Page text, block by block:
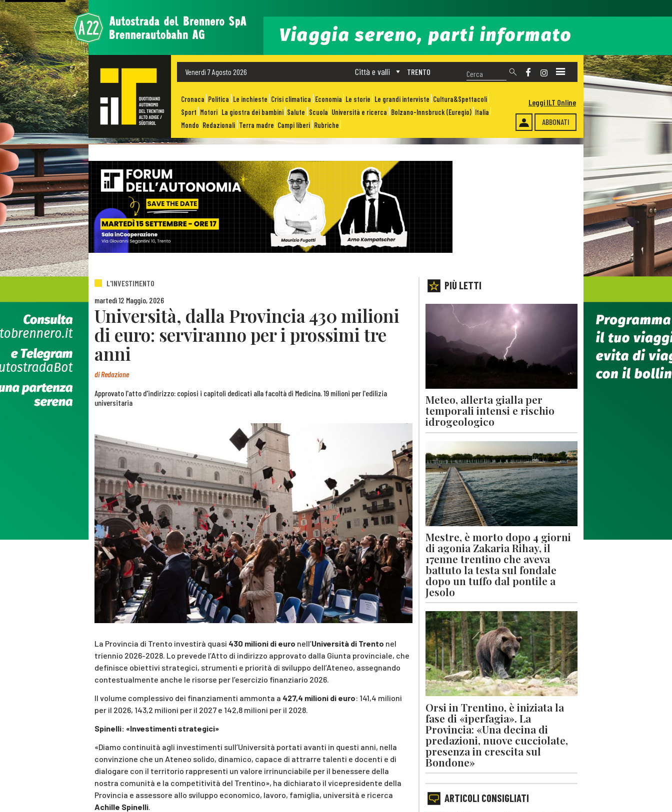
Venerdì 7 Agosto 2026 TRENTO
Città e valli
Cronaca Politica Le inchieste Crisi climatica Economia Le storie Le grandi interviste Cultura&Spettacoli
Sport Motori La giostra dei bambini Salute Scuola Università e ricerca Bolzano-Innsbruck (Euregio) Italia
Mondo Redazionali Terra madre Campi liberi Rubriche ABBONATI
Leggi ILT Online
L'INVESTIMENTO
martedì 12 Maggio, 2026
Università, dalla Provincia 430 milioni
di euro: serviranno per i prossimi tre
anni
diRedazione
Approvato l'atto d'indirizzo: copiosi i capitoli dedicati alla facoltà di Medicina. 19 milioni per l'edilizia
universitaria
La Provincia di Trento investirà quasi 430 milioni di euro nell’Università di Trento nel
triennio 2026-2028. Lo prevede l’Atto di indirizzo approvato dalla Giunta provinciale, che
definisce obiettivi strategici, strumenti e priorità di sviluppo dell’Ateneo, assegnando
contestualmente anche le risorse per l’esercizio finanziario 2026.
Il volume complessivo dei finanziamenti ammonta a 427,4 milioni di euro: 141,4 milioni
per il 2026, 143,2 milioni per il 2027 e 142,8 milioni per il 2028.
Spinelli: «Investimenti strategici»
«Diamo continuità agli investimenti sull’Università portati avanti in questi anni, nella
convinzione che un Ateneo solido, dinamico, capace di attrarre talenti e docenti e di
dialogare con il territorio rappresenti un valore irrinunciabile per il benessere della
nostra comunità e la competitività del Trentino», ha dichiarato il vicepresidente della
Provincia e assessore allo sviluppo economico, lavoro, famiglia, università e ricerca
Achille Spinelli
PIÙ LETTI
Meteo, allerta gialla per
temporali intensi e rischio
idrogeologico
Mestre, è morto dopo 4 giorni
di agonia Zakaria Rihay, il
17enne trentino che aveva
battuto la testa sul fondale
dopo un tuffo dal pontile a
Jesolo
Orsi in Trentino, è iniziata la
fase di «iperfagia». La
Provincia: «Una decina di
predazioni, nuove cucciolate,
presenza in crescita sul
Bondone»
ARTICOLI CONSIGLIATI